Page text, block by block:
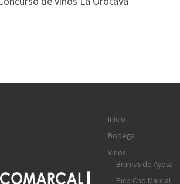
Inicio
Bodega
Vinos
Brumas de Ayosa
Pico Cho Marcial